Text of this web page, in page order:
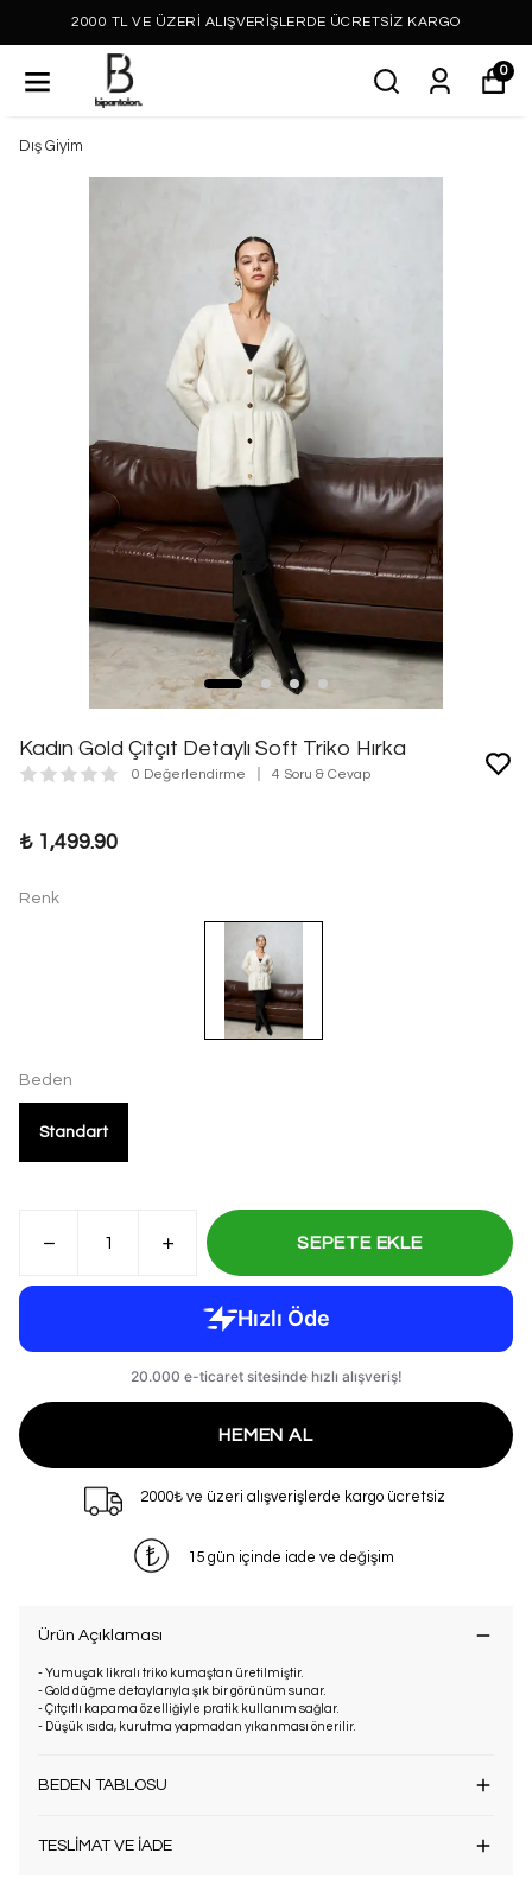
2000 TL VE ÜZERİ ALIŞVERİŞLERDE ÜCRETSİZ KARGO
0
Dış Giyim
Kadın Gold Çıtçıt Detaylı Soft Triko Hırka
0 Değerlendirme 4 Soru & Cevap
₺ 1,499.90
Renk
Beden
Standart
SEPETE EKLE
HEMEN AL
2000₺ ve üzeri alışverişlerde kargo ücretsiz
15 gün içinde iade ve değişim
Ürün Açıklaması
- Yumuşak likralı triko kumaştan üretilmiştir.
- Gold düğme detaylarıyla şık bir görünüm sunar.
- Çıtçıtlı kapama özelliğiyle pratik kullanım sağlar.
- Düşük ısıda, kurutma yapmadan yıkanması önerilir.
BEDEN TABLOSU
TESLİMAT VE İADE